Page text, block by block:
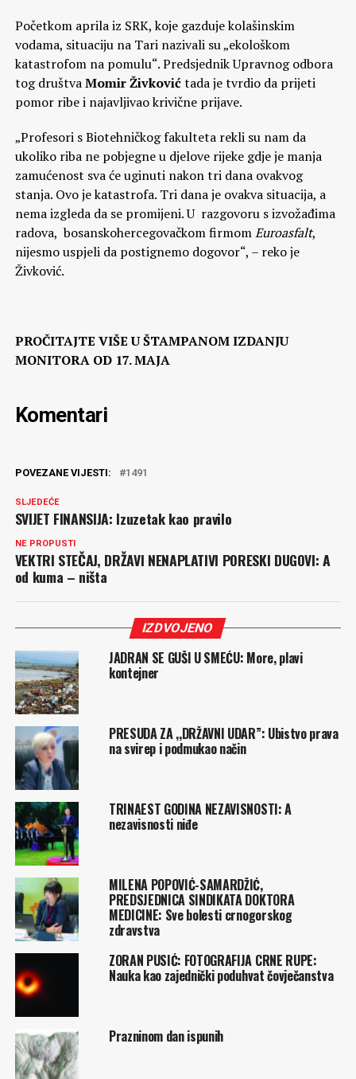
Početkom aprila iz SRK, koje gazduje kolašinskim
vodama, situaciju na Tari nazivali su „ekološkom
katastrofom na pomulu“. Predsjednik Upravnog odbora
tog društvaMomir Živkovićtada je tvrdio da prijeti
pomor ribe i najavljivao krivične prijave.
„Profesori s Biotehničkog fakulteta rekli su nam da
ukoliko riba ne pobjegne u djelove rijeke gdje je manja
zamućenost sva će uginuti nakon tri dana ovakvog
stanja. Ovo je katastrofa. Tri dana je ovakva situacija, a
nema izgleda da se promijeni. U razgovoru s izvožađima
radova, bosanskohercegovačkom firmomEuroasfalt,
nijesmo uspjeli da postignemo dogovor“, – reko je
Živković.
PROČITAJTE VIŠE U ŠTAMPANOM IZDANJU
MONITORA OD 17. MAJA
Komentari
POVEZANE VIJESTI: 1491
SLJEDEĆE
SVIJET FINANSIJA: Izuzetak kao pravilo
NE PROPUSTI
VEKTRI STEČAJ, DRŽAVI NENAPLATIVI PORESKI DUGOVI: A
od kuma – ništa
IZDVOJENO
JADRAN SE GUŠI U SMEĆU: More, plavi
kontejner
PRESUDA ZA ,,DRŽAVNI UDAR”: Ubistvo prava
na svirep i podmukao način
TRINAEST GODINA NEZAVISNOSTI: A
nezavisnosti niđe
MILENA POPOVIĆ-SAMARDŽIĆ,
PREDSJEDNICA SINDIKATA DOKTORA
MEDICINE: Sve bolesti crnogorskog
zdravstva
ZORAN PUSIĆ: FOTOGRAFIJA CRNE RUPE:
Nauka kao zajednički poduhvat čovječanstva
Prazninom dan ispunih